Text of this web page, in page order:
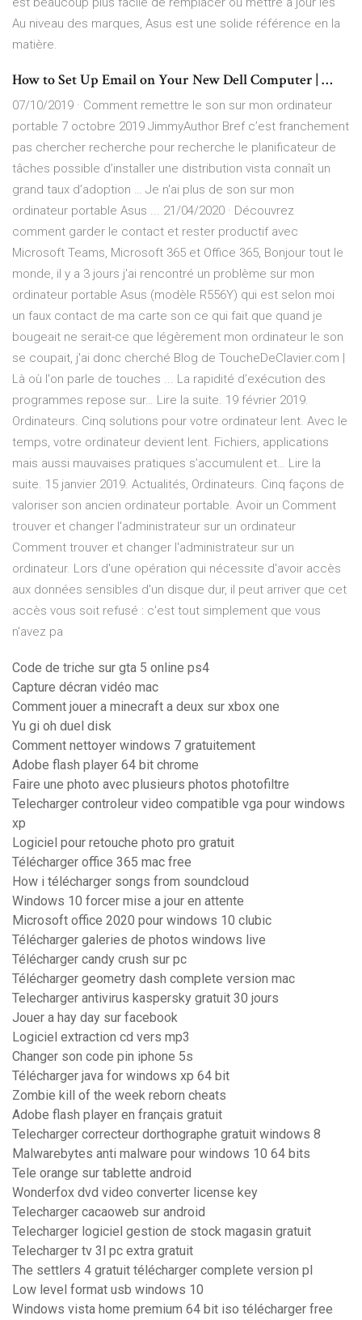
Au niveau des marques, Asus est une solide référence en la
matière.
How to Set Up Email on Your New Dell Computer | …
07/10/2019 · Comment remettre le son sur mon ordinateur
portable 7 octobre 2019 JimmyAuthor Bref c’est franchement
pas chercher recherche pour recherche le planificateur de
tâches possible d’installer une distribution vista connaît un
grand taux d’adoption … Je n'ai plus de son sur mon
ordinateur portable Asus ... 21/04/2020 · Découvrez
comment garder le contact et rester productif avec
Microsoft Teams, Microsoft 365 et Office 365, Bonjour tout le
monde, il y a 3 jours j'ai rencontré un problème sur mon
ordinateur portable Asus (modèle R556Y) qui est selon moi
un faux contact de ma carte son ce qui fait que quand je
bougeait ne serait-ce que légèrement mon ordinateur le son
se coupait, j'ai donc cherché Blog de ToucheDeClavier.com |
Là où l'on parle de touches ... La rapidité d’exécution des
programmes repose sur… Lire la suite. 19 février 2019.
Ordinateurs. Cinq solutions pour votre ordinateur lent. Avec le
temps, votre ordinateur devient lent. Fichiers, applications
mais aussi mauvaises pratiques s’accumulent et… Lire la
suite. 15 janvier 2019. Actualités, Ordinateurs. Cinq façons de
valoriser son ancien ordinateur portable. Avoir un Comment
trouver et changer l'administrateur sur un ordinateur
Comment trouver et changer l'administrateur sur un
ordinateur. Lors d'une opération qui nécessite d'avoir accès
aux données sensibles d'un disque dur, il peut arriver que cet
accès vous soit refusé : c'est tout simplement que vous
n'avez pa
Code de triche sur gta 5 online ps4
Capture décran vidéo mac
Comment jouer a minecraft a deux sur xbox one
Yu gi oh duel disk
Comment nettoyer windows 7 gratuitement
Adobe flash player 64 bit chrome
Faire une photo avec plusieurs photos photofiltre
Telecharger controleur video compatible vga pour windows
xp
Logiciel pour retouche photo pro gratuit
Télécharger office 365 mac free
How i télécharger songs from soundcloud
Windows 10 forcer mise a jour en attente
Microsoft office 2020 pour windows 10 clubic
Télécharger galeries de photos windows live
Télécharger candy crush sur pc
Télécharger geometry dash complete version mac
Telecharger antivirus kaspersky gratuit 30 jours
Jouer a hay day sur facebook
Logiciel extraction cd vers mp3
Changer son code pin iphone 5s
Télécharger java for windows xp 64 bit
Zombie kill of the week reborn cheats
Adobe flash player en français gratuit
Telecharger correcteur dorthographe gratuit windows 8
Malwarebytes anti malware pour windows 10 64 bits
Tele orange sur tablette android
Wonderfox dvd video converter license key
Telecharger cacaoweb sur android
Telecharger logiciel gestion de stock magasin gratuit
Telecharger tv 3l pc extra gratuit
The settlers 4 gratuit télécharger complete version pl
Low level format usb windows 10
Windows vista home premium 64 bit iso télécharger free